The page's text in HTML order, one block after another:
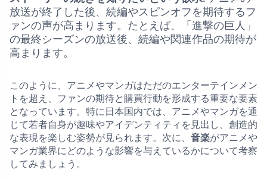
放送が終了した後、続編やスピンオフを期待するフ
ァンの声が高まります。たとえば、「進撃の巨人」
の最終シーズンの放送後、続編や関連作品の期待が
高まります。
このように、アニメやマンガはただのエンターテインメン
トを超え、ファンの期待と購買行動を形成する重要な要素
となっています。特に日本国内では、アニメやマンガを通
じて若者自身が趣味やアイデンティティを見出し、創造的
な表現を楽しむ姿勢が見られます。次に、 音楽がアニメや
マンガ業界にどのような影響を与えているかについて考察
してみましょう。